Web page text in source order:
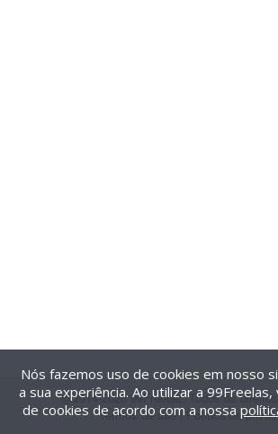
@2014-2026 99Freelas. Todos os
Termos de uso| Política de
Nós fazemos uso de cookies em nosso
a sua experiência. Ao utilizar a
de cookies de acordo com a nossa